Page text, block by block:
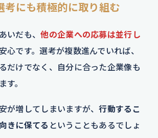
にも積極的に取り組む
いだも、他の企業への応募は並行し
心です。選考が複数進んでいれば、
だけでなく、自分に合った企業像も
す。
が増してしまいますが、行動するこ
きに保てる ということもあるでしょ